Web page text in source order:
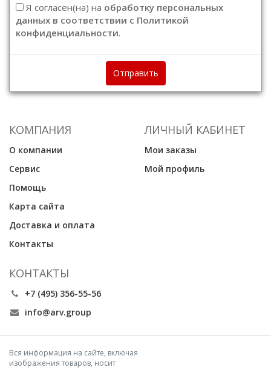
Я согласен(на) на обработку персональных
данных в соответствии с Политикой
конфиденциальности.
Отправить
КОМПАНИЯ
О компании
Сервис
Помощь
Карта сайта
Доставка и оплата
Контакты
ЛИЧНЫЙ КАБИНЕТ
Мои заказы
Мой профиль
КОНТАКТЫ
+7 (495) 356-55-56
info@arv.group
Вся информация на сайте, включая
изображения товаров, носит